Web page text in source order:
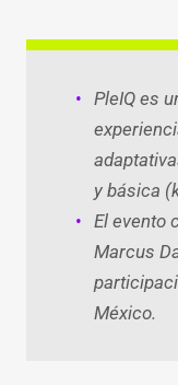
PleIQ es
y básica
El evento
Marcus
México.